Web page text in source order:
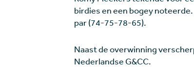
birdies en een bogey
par (74-75-78-65).
Naast de overwinning
Nederlandse G&CC.